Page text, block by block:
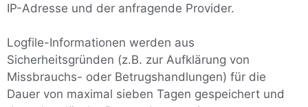
IP-Adresse und der anfragende Provider.
Logfile-Informationen werden aus
Sicherheitsgründen (z.B. zur Aufklärung von
Missbrauchs- oder Betrugshandlungen) für die
Dauer von maximal sieben Tagen gespeichert und